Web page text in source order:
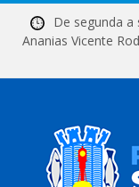
De segunda
Ananias Vicente